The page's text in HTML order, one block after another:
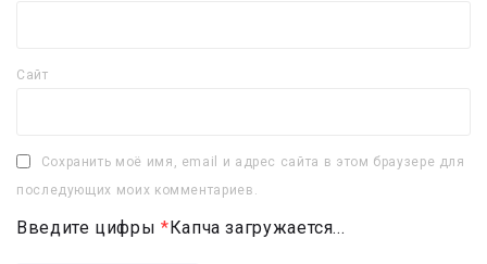
Сайт
Сохранить моё имя, email и адрес сайта в этом браузере для
последующих моих комментариев.
Введите цифры *Капча загружается...